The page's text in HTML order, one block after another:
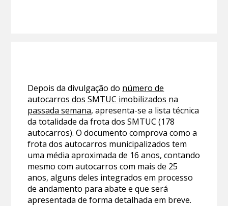
Depois da divulgação do número de
autocarros dos SMTUC imobilizados na
passada semana, apresenta-se a lista técnica
da totalidade da frota dos SMTUC (178
autocarros). O documento comprova como a
frota dos autocarros municipalizados tem
uma média aproximada de 16 anos, contando
mesmo com autocarros com mais de 25
anos, alguns deles integrados em processo
de andamento para abate e que será
apresentada de forma detalhada em breve.